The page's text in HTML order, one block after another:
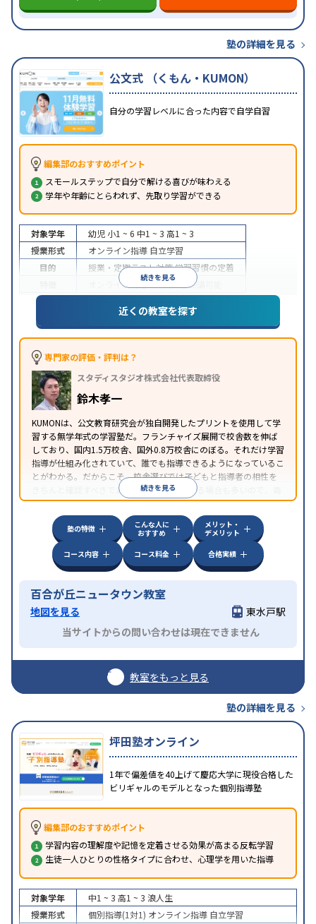
塾の詳細を見る
公文式 （くもん・KUMON）
自分の学習レベルに合った内容で自学自習
編集部のおすすめポイント
スモールステップで自分で解ける喜びが味わえる
学年や年齢にとらわれず、先取り学習ができる
続きを見る
対象学年 幼児 小1 ~ 6 中1 ~ 3 高1 ~ 3
授業形式
オンライン指導 自立学習
目的
授業・定期テスト対策学習習慣の定着
オンライン対応1科目から受講可能
近くの教室を探す
専門家の評価・評判は？
スタディスタジオ株式会社代表取締役
鈴木孝一
KUMONは、公文教育研究会が独自開発したプリントを使用して学
習する無学年式の学習塾だ。フランチャイズ展開で校舎数を伸ば
しており、国内1.5万校舎、国外0.8万校舎にのぼる。それだけ学習
指導が仕組み化されていて、誰でも指導できるようになっているこ
とがわかる。だからこそ、校舎選びでは子どもと指導者の相性を
きちんと確認すべきである。近所に2校舎ある場合も多いので、両
方見学してみることをオススメする。
続きを見る
塾の特徴
こんな人に
おすすめ
メリット・
デメリット
コース内容
コース料金 合格実績
百合が丘ニュータウン教室
地図を見る
東水戸駅
当サイトからの問い合わせは現在できません
教室をもっと見る
塾の詳細を見る
坪田塾オンライン
1年で偏差値を40上げて慶応大学に現役合格した
ビリギャルのモデルとなった個別指導塾
編集部のおすすめポイント
学習内容の理解度や記憶を定着させる効果が高まる反転学習
生徒一人ひとりの性格タイプに合わせ、心理学を用いた指導
対象学年 中1 ~ 3 高1 ~ 3 浪人生
授業形式
個別指導(1対1) オンライン指導 自立学習